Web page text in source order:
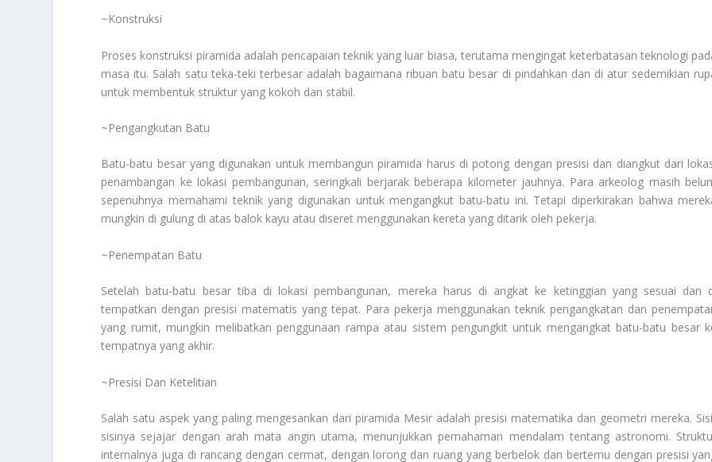
~Konstruksi
Proses konstruksi piramida adalah pencapaian teknik yang luar biasa, terutama mengingat keterbatasan teknologi
masa itu. Salah satu teka-teki terbesar adalah bagaimana ribuan batu besar di pindahkan dan di atur sedemikian
untuk membentuk struktur yang kokoh dan stabil.
~Pengangkutan Batu
Batu-batu besar yang digunakan untuk membangun piramida harus di potong dengan presisi dan diangkut dari
penambangan ke lokasi pembangunan, seringkali berjarak beberapa kilometer jauhnya. Para arkeolog masih
sepenuhnya memahami teknik yang digunakan untuk mengangkut batu-batu ini. Tetapi diperkirakan bahwa
mungkin di gulung di atas balok kayu atau diseret menggunakan kereta yang ditarik oleh pekerja.
~Penempatan Batu
Setelah batu-batu besar tiba di lokasi pembangunan, mereka harus di angkat ke ketinggian yang sesuai dan
tempatkan dengan presisi matematis yang tepat. Para pekerja menggunakan teknik pengangkatan dan
yang rumit, mungkin melibatkan penggunaan rampa atau sistem pengungkit untuk mengangkat batu-batu besar
tempatnya yang akhir.
~Presisi Dan Ketelitian
Salah satu aspek yang paling mengesankan dari piramida Mesir adalah presisi matematika dan geometri mereka.
sisinya sejajar dengan arah mata angin utama, menunjukkan pemahaman mendalam tentang astronomi.
internalnya juga di rancang dengan cermat, dengan lorong dan ruang yang berbelok dan bertemu dengan presisi